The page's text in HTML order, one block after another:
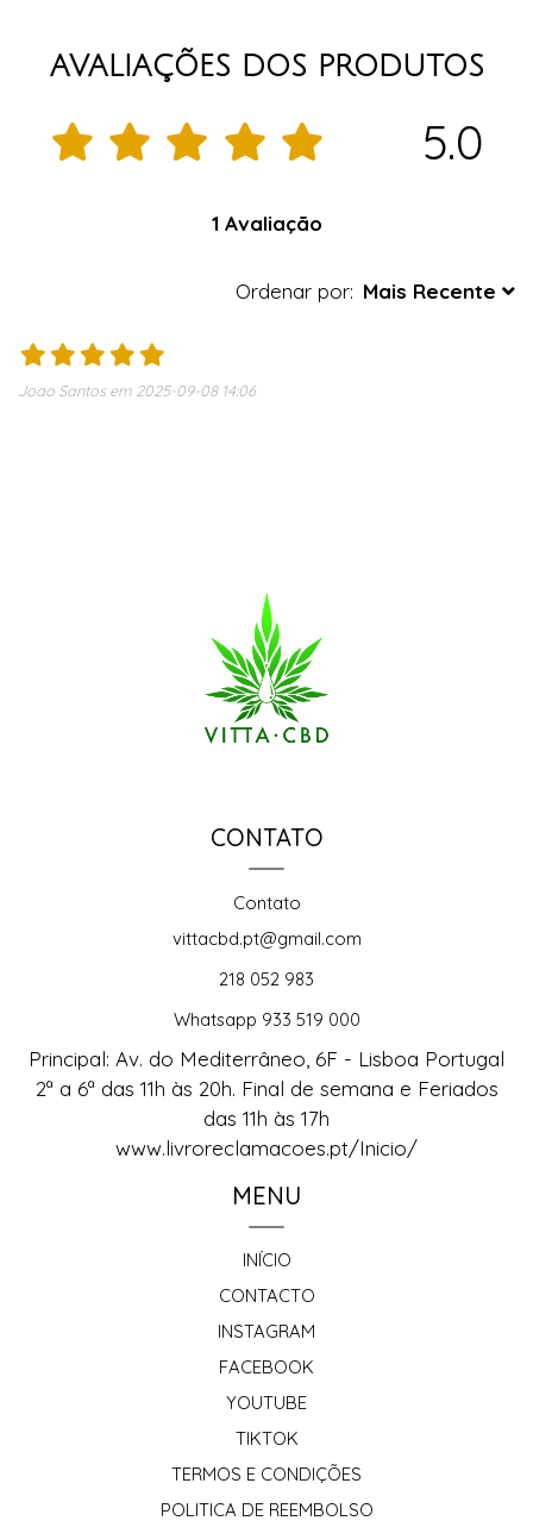
AVALIAÇÕES DOS PRODUTOS
5.0
1 Avaliação
Ordenar por: Mais Recente
Joao Santos em 2025-09-08 14:06
CONTATO
Contato
vittacbd.pt@gmail.com
218 052 983
Whatsapp 933 519 000
Principal: Av. do Mediterrâneo, 6F - Lisboa Portugal
2ª a 6ª das 11h às 20h. Final de semana e Feriados
das 11h às 17h
www.livroreclamacoes.pt/Inicio/
MENU
INÍCIO
CONTACTO
INSTAGRAM
FACEBOOK
YOUTUBE
TIKTOK
TERMOS E CONDIÇÕES
POLITICA DE REEMBOLSO